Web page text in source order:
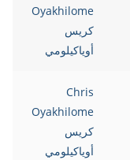
Oyakhilome
كريس
أوياكيلومي
Chris
Oyakhilome
كريس
أوياكيلومي